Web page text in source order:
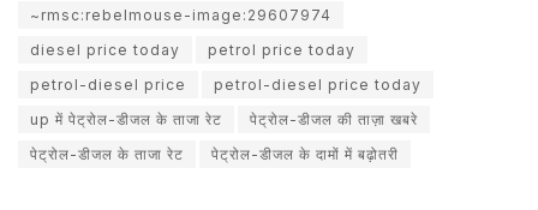
~rmsc:rebelmouse-image:29607974
diesel price today
petrol price today
petrol-diesel price
petrol-diesel price today
up में पेट्रोल-डीजल के ताजा रेट
पेट्रोल-डीजल की ताज़ा खबरे
पेट्रोल-डीजल के ताजा रेट
पेट्रोल-डीजल के दामों में बढ़ोतरी